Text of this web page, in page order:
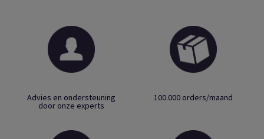
Advies en ondersteuning
door onze experts
100.000 orders/maand